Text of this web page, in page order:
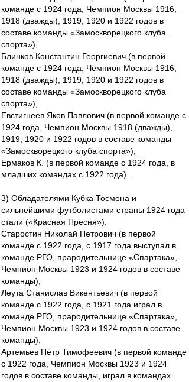
команде с 1924 года, Чемпион Москвы 1916,
1918 (дважды), 1919, 1920 и 1922 годов в
составе команды «Замоскворецкого клуба
спорта»),
Блинков Константин Георгиевич (в первой
команде с 1924 года, Чемпион Москвы 1916,
1918 (дважды), 1919, 1920 и 1922 годов в
составе команды «Замоскворецкого клуба
спорта»),
Евстигнеев Яков Павлович (в первой команде с
1924 года, Чемпион Москвы 1918 (дважды),
1919, 1920 и 1922 годов в составе команды
«Замоскворецкого клуба спорта»),
Ермаков К. (в первой команде с 1924 года, в
младших командах с 1922 года).
3) Обладателями Кубка Тосмена и
сильнейшими футболистами страны 1924 года
стали («Красная Пресня»):
Старостин Николай Петрович (в первой
команде с 1922 года, с 1917 года выступал в
команде РГО, прародительнице «Спартака»,
Чемпион Москвы 1923 и 1924 годов в составе
команды),
Леута Станислав Викентьевич (в первой
команде с 1922 года, с 1921 года играл в
команде РГО, прародительнице «Спартака»,
Чемпион Москвы 1923 и 1924 годов в составе
команды),
Артемьев Пётр Тимофеевич (в первой команде
с 1922 года, Чемпион Москвы 1923 и 1924
годов в составе команды, играл в командах